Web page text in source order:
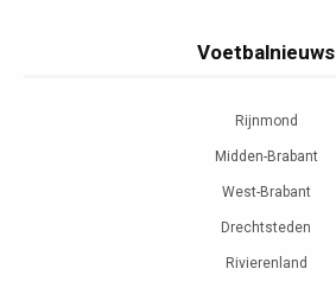
Voetbalnieuws
Rijnmond
Midden-Brabant
West-Brabant
Drechtsteden
Rivierenland